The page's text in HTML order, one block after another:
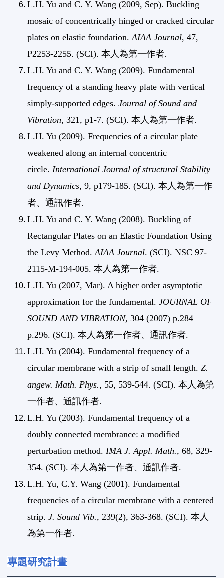
L.H. Yu and C. Y. Wang (2009, Sep). Buckling
mosaic of concentrically hinged or cracked circular
plates on elastic foundation.AIAA Journal, 47,
P2253-2255. (SCI). 本人為第一作者.
L.H. Yu and C. Y. Wang (2009). Fundamental
frequency of a standing heavy plate with vertical
simply-supported edges. Journal of Sound and
Vibration, 321, p1-7. (SCI). 本人為第一作者.
L.H. Yu (2009). Frequencies of a circular plate
weakened along an internal concentric
circle. International Journal of structural Stability
and Dynamics, 9, p179-185. (SCI). 本人為第一作
者、通訊作者.
L.H. Yu and C. Y. Wang (2008). Buckling of
Rectangular Plates on an Elastic Foundation Using
the Levy Method.AIAA Journal. (SCI). NSC 97-
2115-M-194-005. 本人為第一作者.
L.H. Yu (2007, Mar). A higher order asymptotic
approximation for the fundamental. JOURNAL OF
SOUND AND VIBRATION, 304 (2007) p.284–
p.296. (SCI). 本人為第一作者、通訊作者.
L.H. Yu (2004). Fundamental frequency of a
circular membrane with a strip of small length. Z.
angew. Math. Phys., 55, 539-544. (SCI). 本人為第
一作者、通訊作者.
L.H. Yu (2003). Fundamental frequency of a
doubly connected membrance: a modified
perturbation method. IMA J. Appl. Math., 68, 329-
354. (SCI). 本人為第一作者、通訊作者.
L.H. Yu, C.Y. Wang (2001). Fundamental
frequencies of a circular membrane with a centered
strip. J. Sound Vib., 239(2), 363-368. (SCI). 本人
為第一作者.
專題研究計畫